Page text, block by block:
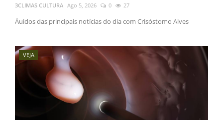
3CLIMAS CULTURA Ago 5, 2026 0 27
Áuidos das principais notícias do dia com Crisóstomo Alves
VEJA